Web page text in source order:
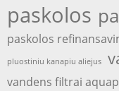
paskolos
paskolos
pluostiniu kanapiu aliejus
vandens filtrai